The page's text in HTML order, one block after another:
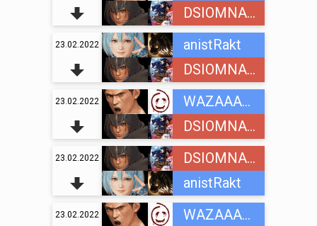
DSIOMNAINC
23.02.2022
anistRakt
DSIOMNAINC
23.02.2022
WAZAAAAA
DSIOMNAINC
23.02.2022
DSIOMNAINC
anistRakt
23.02.2022
WAZAAAAA